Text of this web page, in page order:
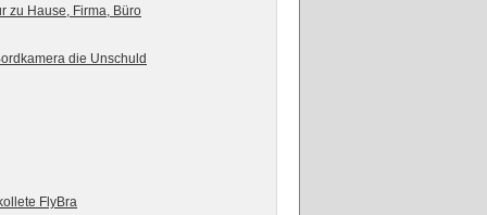
zu Hause, Firma, Büro
die Unschuld
FlyBra